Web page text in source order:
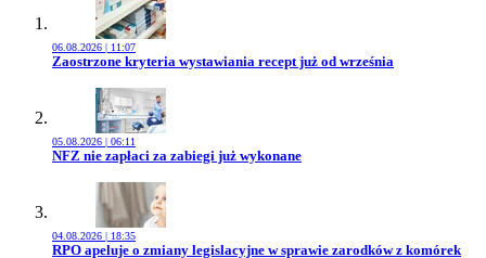
06.08.2026 | 11:07
Przejdź do artykułu:
Zaostrzone kryteria wystawiania recept już od września
05.08.2026 | 06:11
Przejdź do artykułu:
NFZ nie zapłaci za zabiegi już wykonane
04.08.2026 | 18:35
Przejdź do artykułu:
RPO apeluje o zmiany legislacyjne w sprawie zarodków z komórek